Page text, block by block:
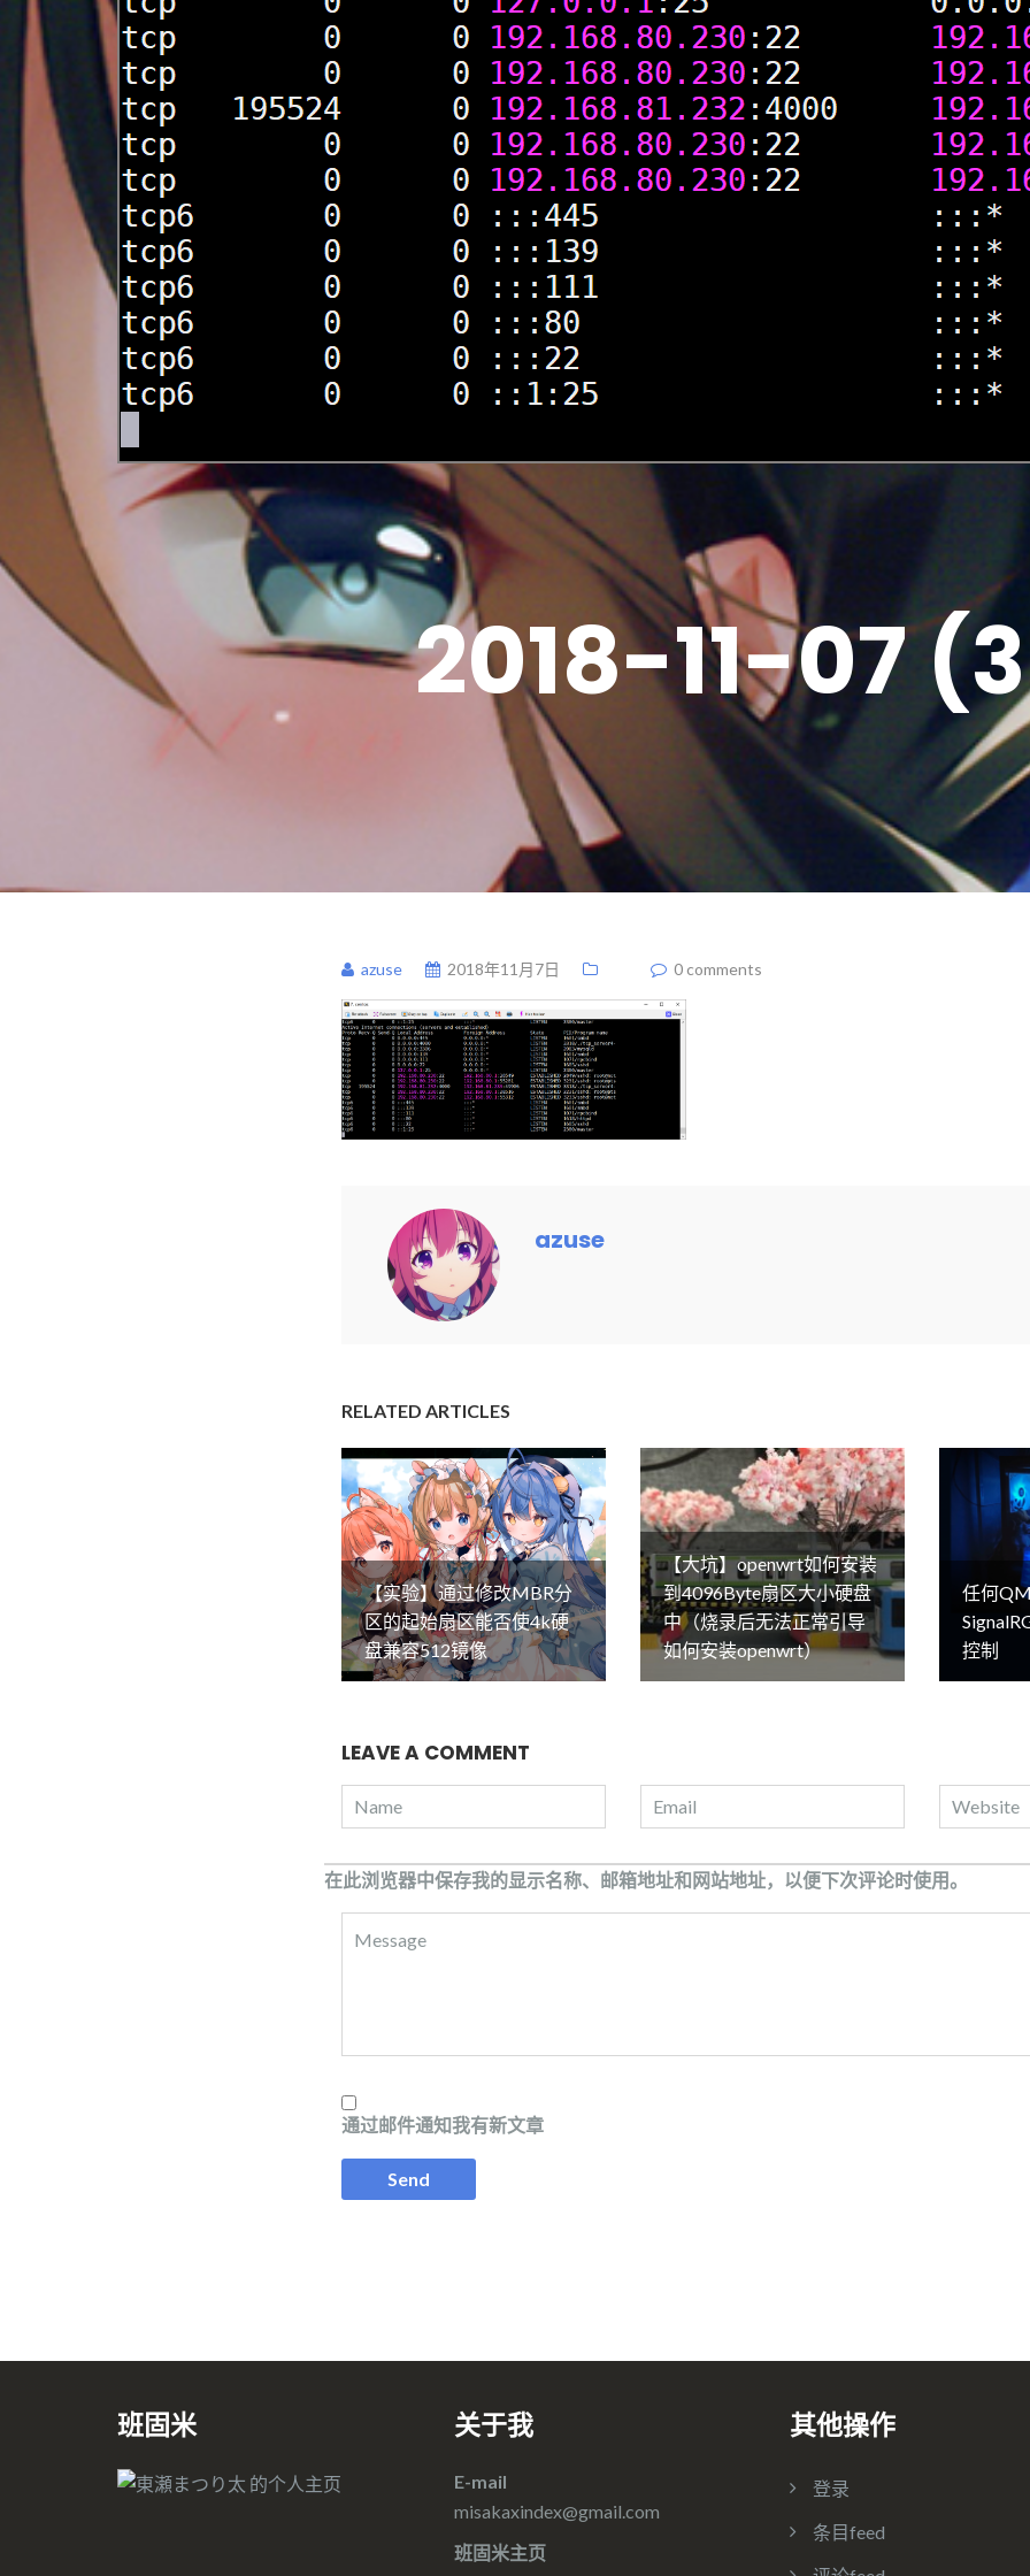
2018-11-07
azuse 2018年11月7日 0 comments
azuse
RELATED ARTICLES
【实验】通过修改MBR分
区的起始扇区能否使4k硬
盘兼容512镜像
【大坑】openwrt如何安装
到4096Byte扇区大小硬盘
中（烧录后无法正常引导
如何安装openwrt）
任何
控制
LEAVE A COMMENT
在此浏览器中保存我的显示名称、邮箱地址和网站地址，以便下次评论时使用。
通过邮件通知我有新文章
班固米 关于我
E-mail
misakaxindex@gmail.com
班固米主页
其他操作
登录
条目feed